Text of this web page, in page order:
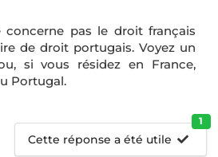
concerne pas le droit français
de droit portugais. Voyez un
si vous résidez en France,
Portugal.
Cette réponse a été utile
1